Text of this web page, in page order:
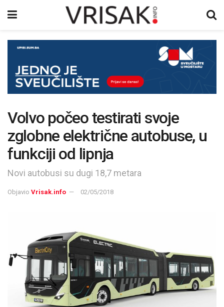
Volvo počeo testirati svoje
zglobne električne autobuse, u
funkciji od lipnja
Novi autobusi su dugi 18,7 metara
Objavio Vrisak.info 02/05/2018